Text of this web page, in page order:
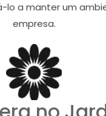
a manter um
empresa.